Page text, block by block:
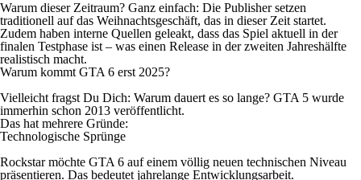
Warum dieser Zeitraum? Ganz einfach: Die Publisher setzen
traditionell auf das Weihnachtsgeschäft, das in dieser Zeit startet.
Zudem haben interne Quellen geleakt, dass das Spiel aktuell in der
finalen Testphase ist – was einen Release in der zweiten Jahreshälfte
realistisch macht.
Warum kommt GTA 6 erst 2025?
Vielleicht fragst Du Dich: Warum dauert es so lange? GTA 5 wurde
immerhin schon 2013 veröffentlicht.
Das hat mehrere Gründe:
Technologische Sprünge
Rockstar möchte GTA 6 auf einem völlig neuen technischen Niveau
präsentieren. Das bedeutet jahrelange Entwicklungsarbeit.